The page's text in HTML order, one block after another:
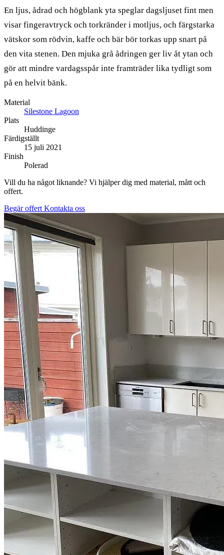
En ljus, ådrad och högblank yta speglar dagsljuset fint men
visar fingeravtryck och torkränder i motljus, och färgstarka
vätskor som rödvin, kaffe och bär bör torkas upp snart på
den vita stenen. Den mjuka grå ådringen ger liv åt ytan och
gör att mindre vardagsspår inte framträder lika tydligt som
på en helvit bänk.
Material
Silestone Lagoon
Plats
Huddinge
Färdigställt
15 juli 2021
Finish
Polerad
Vill du ha något liknande? Vi hjälper dig med material, mått och
offert.
Begär offert Kontakta oss